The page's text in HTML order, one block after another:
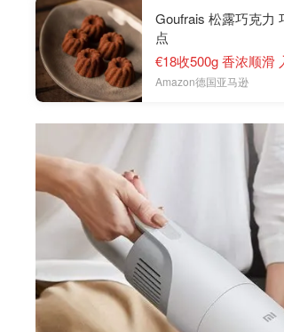
Goufrais 松露巧克力
点
€18收500g 香浓顺滑
Amazon德国亚马逊